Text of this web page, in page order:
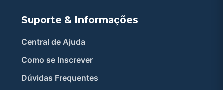
Suporte & Informações
Central de Ajuda
Como se Inscrever
Dúvidas Frequentes